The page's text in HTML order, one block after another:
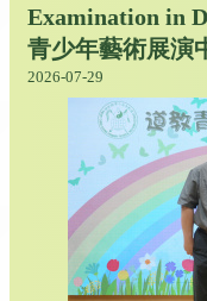
Examination in
青少年藝術展演
2026-07-29